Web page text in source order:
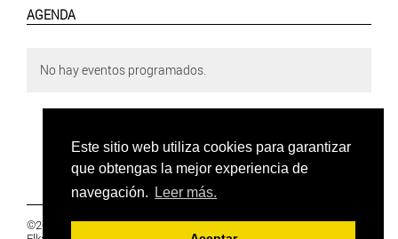
Este sitio web utiliza cookies para garantizar
que obtengas la mejor experiencia de
navegación.
Leer más.
AGENDA
No hay eventos programados.
©2019 Euskal Herriko Ikasleen Gurasoen